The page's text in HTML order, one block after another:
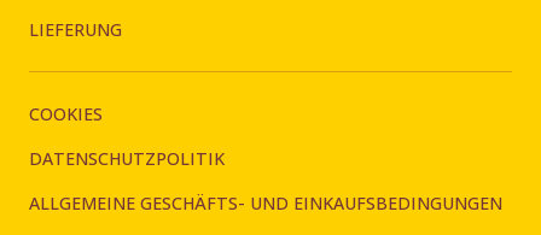
LIEFERUNG
COOKIES
DATENSCHUTZPOLITIK
ALLGEMEINE GESCHÄFTS- UND EINKAUFSBEDINGUNGEN